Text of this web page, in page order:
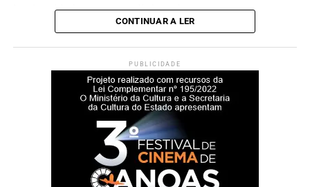
luminosidade ou em condições adversas.
requisitos estabelecidos. Os itens serão entregues
conforme os tamanhos informados no momento da
Lista dos contemplado:AQUI
CONTINUAR A LER
PUBLICIDADE